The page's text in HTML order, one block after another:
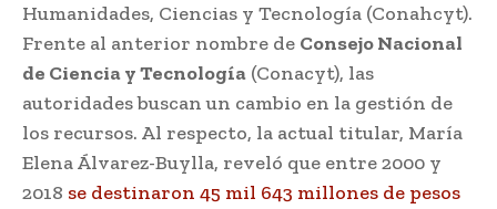
Humanidades, Ciencias y Tecnología (Conahcyt).
Frente al anterior nombre de Consejo Nacional
de Ciencia y Tecnología (Conacyt), las
autoridades buscan un cambio en la gestión de
los recursos. Al respecto, la actual titular, María
Elena Álvarez-Buylla, reveló que entre 2000 y
2018 se destinaron 45 mil 643 millones de pesos